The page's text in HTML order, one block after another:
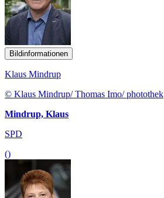
Bildinformationen
Klaus Mindrup
© Klaus Mindrup/ Thomas Imo/ photothek
Mindrup, Klaus
SPD
()